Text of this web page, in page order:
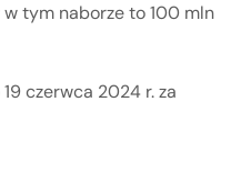
tym naborze to 100 mln
czerwca 2024 r. za